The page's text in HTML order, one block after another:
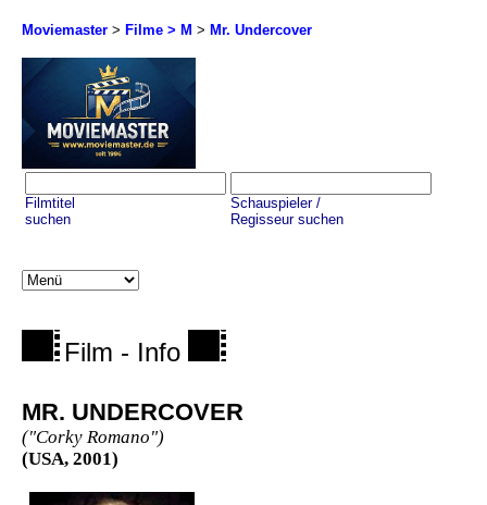
Moviemaster > Filme > M > Mr. Undercover
Filmtitel
suchen
Schauspieler /
Regisseur suchen
Film - Info
MR. UNDERCOVER
("Corky Romano")
(USA, 2001)